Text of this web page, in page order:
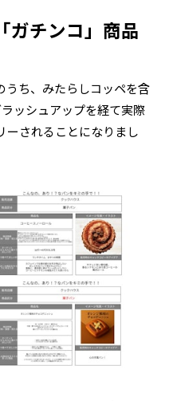
チンコ」商品
ち、みたらしコッペを含
ッシュアップを経て実際
ーされることになりまし